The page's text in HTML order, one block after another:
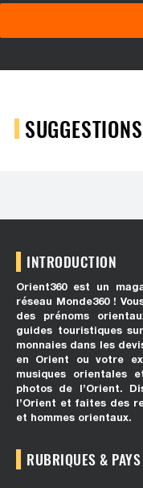
SUGGESTIONS
INTRODUCTION
Orient360 est un
réseau Monde360 !
des prénoms
guides touristiques
monnaies dans les
en Orient ou votre
musiques orientales
photos de l’Orient.
l’Orient et faites des
et hommes orientaux.
RUBRIQUES & PAYS